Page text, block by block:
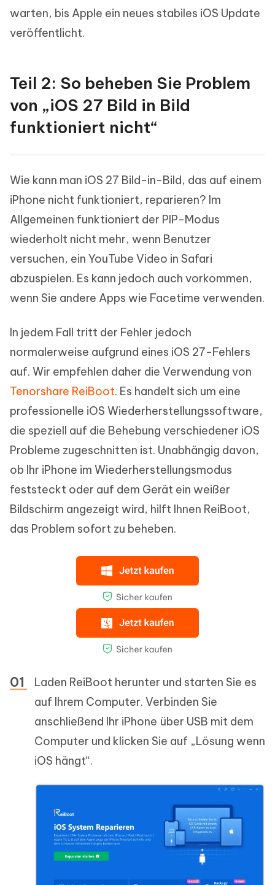
warten, bis Apple ein neues stabiles iOS Update
veröffentlicht.
Teil 2: So beheben Sie Problem
von „iOS 27 Bild in Bild
funktioniert nicht“
Wie kann man iOS 27 Bild-in-Bild, das auf einem
iPhone nicht funktioniert, reparieren? Im
Allgemeinen funktioniert der PIP-Modus
wiederholt nicht mehr, wenn Benutzer
versuchen, ein YouTube Video in Safari
abzuspielen. Es kann jedoch auch vorkommen,
wenn Sie andere Apps wie Facetime verwenden.
In jedem Fall tritt der Fehler jedoch
normalerweise aufgrund eines iOS 27-Fehlers
auf. Wir empfehlen daher die Verwendung von
Tenorshare ReiBoot. Es handelt sich um eine
professionelle iOS Wiederherstellungssoftware,
die speziell auf die Behebung verschiedener iOS
Probleme zugeschnitten ist. Unabhängig davon,
ob Ihr iPhone im Wiederherstellungsmodus
feststeckt oder auf dem Gerät ein weißer
Bildschirm angezeigt wird, hilft Ihnen ReiBoot,
das Problem sofort zu beheben.
Laden ReiBoot herunter und starten Sie es
auf Ihrem Computer. Verbinden Sie
anschließend Ihr iPhone über USB mit dem
Computer und klicken Sie auf „Lösung wenn
iOS hängt“.